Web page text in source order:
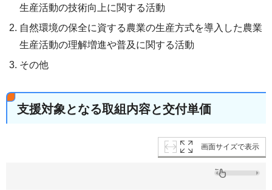
生産活動の技術向上に関する活動
自然環境の保全に資する農業の生産方式を導入した農業
生産活動の理解増進や普及に関する活動
その他
支援対象となる取組内容と交付単価
画面サイズで表示